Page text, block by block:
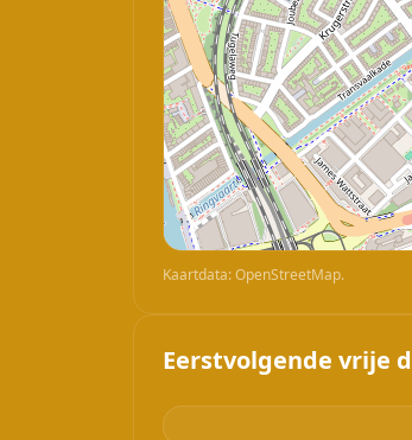
Kaartdata: OpenStreetMap.
Eerstvolgende vrije